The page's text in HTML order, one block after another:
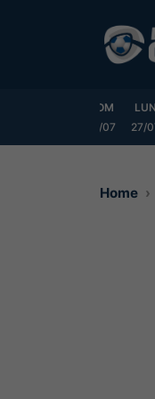
DOM
26/07
LUN
27/
Home